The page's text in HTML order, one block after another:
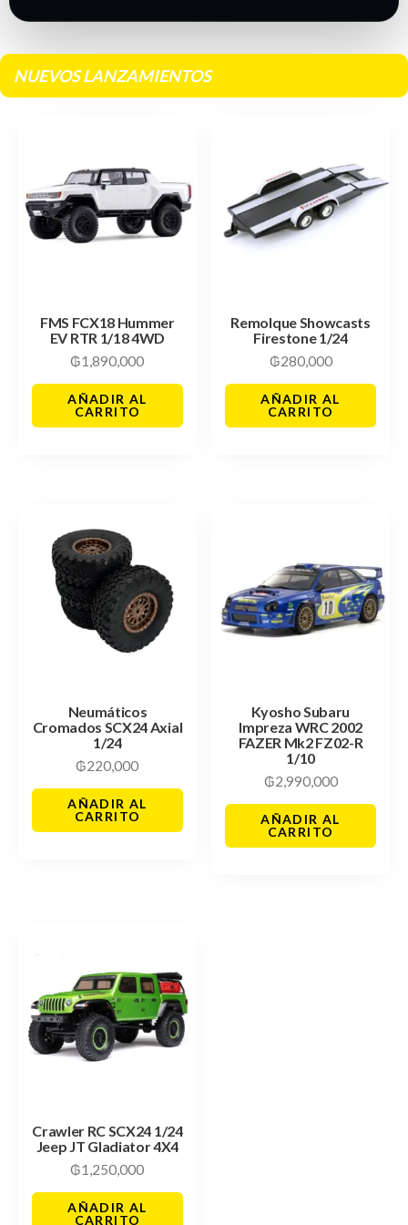
NUEVOS LANZAMIENTOS
FMS FCX18 Hummer
EV RTR 1/18 4WD
₲1,890,000
AÑADIR AL
CARRITO
Remolque Showcasts
Firestone 1/24
₲280,000
AÑADIR AL
CARRITO
Neumáticos
Cromados SCX24 Axial
1/24
₲220,000
AÑADIR AL
CARRITO
Kyosho Subaru
Impreza WRC 2002
FAZER Mk2 FZ02-R
1/10
₲2,990,000
AÑADIR AL
CARRITO
Crawler RC SCX24 1/24
Jeep JT Gladiator 4X4
₲1,250,000
AÑADIR AL
CARRITO